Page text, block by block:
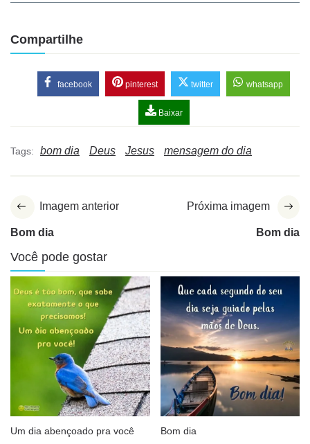
Compartilhe
facebook pinterest twitter whatsapp
Baixar
Tags: bom dia Deus Jesus mensagem do dia
Imagem anterior
Bom dia
Próxima imagem
Bom dia
Você pode gostar
Um dia abençoado pra você Bom dia